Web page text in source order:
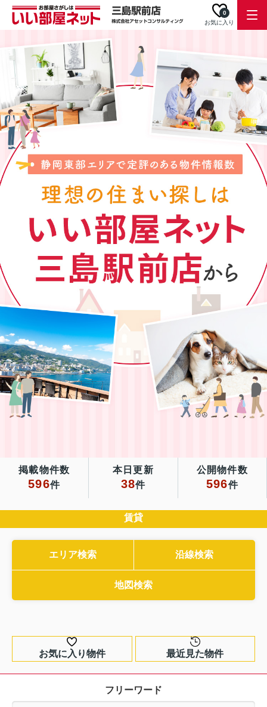
お気に入り
0
掲載物件数
596件
本日更新
38件
公開物件数
596件
賃貸
エリア検索 沿線検索
地図検索
お気に入り物件 最近見た物件
フリーワード